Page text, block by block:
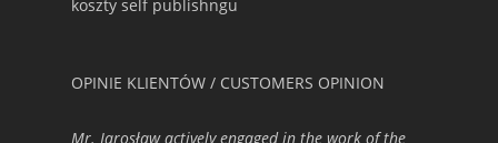
koszty self publishngu
OPINIE KLIENTÓW / CUSTOMERS OPINION
Mr. Jarosław actively engaged in the work of the